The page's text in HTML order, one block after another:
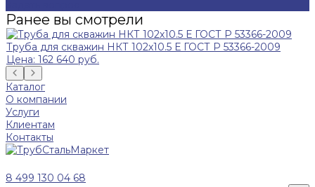
Ранее вы смотрели
Труба для скважин НКТ 102х10.5 Е ГОСТ Р 53366-2009
Цена: 162 640 руб.
Каталог
О компании
Услуги
Клиентам
Контакты
8 499 130 04 68